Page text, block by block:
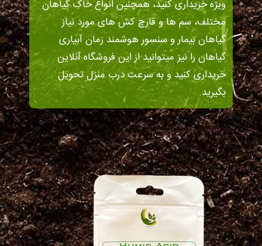
ویژه خریداری کنید، همچنین انواع خاک گیاهان
مختلف، سم ها و قارچ کش های مورد نیاز
گیاهان بیمار و سنسور هوشمند زمان آبیاری
گیاهان را نیز میتوانید از این فروشگاه آنلاین
خریداری کنید و به سرعت درب منزل تحویل
بگیرید.